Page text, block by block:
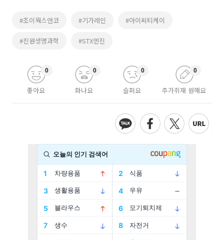
#조이웍스앤코 #기가레인 #아이씨티케이
#진원생명과학 #STX엔진
좋아요
0
화나요
0
슬퍼요
0
추가취재 원해요
0